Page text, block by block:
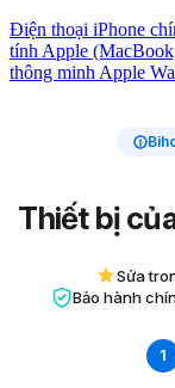
Điện thoại iPhone
tính Apple
thông minh Apple
Thiết bị
Sửa
Bảo hành
1